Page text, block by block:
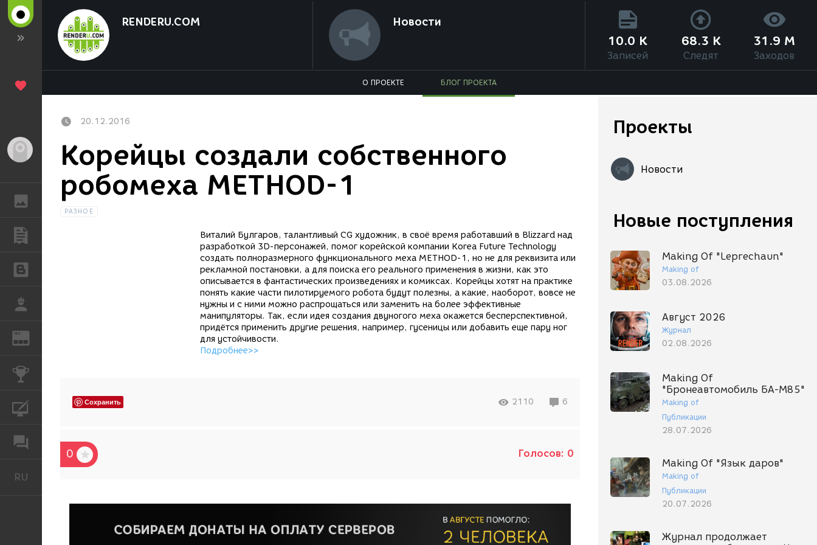
ГАЛЕРЕЯ
REN
КУРСЫ
ФОРУМ
RU
RENDERU.COM Новости
10.0 K
Записей
68.3 K
Следят
31.9 M
Заходов
О ПРОЕКТЕ БЛОГ ПРОЕКТА
Проекты
Новости
Новые поступления
Making Of "Leprechaun"
Making of
03.08.2026
Август 2026
Журнал
02.08.2026
Making Of
"Бронеавтомобиль БА-М85"
Making of
Публикации
28.07.2026
Making Of "Язык даров"
Making of
Публикации
20.07.2026
Журнал продолжает
20.12.2016
Корейцы создали собственного
робомеха METHOD-1
РАЗНОЕ
Виталий Булгаров, талантливый CG художник, в своё время работавший в Blizzard над
разработкой 3D-персонажей, помог корейской компании Korea Future Technology
создать полноразмерного функционального меха METHOD-1, но не для реквизита или
рекламной постановки, а для поиска его реального применения в жизни, как это
описывается в фантастических произведениях и комиксах. Корейцы хотят на практике
понять какие части пилотируемого робота будут полезны, а какие, наоборот, вовсе не
нужны и с ними можно распрощаться или заменить на более эффективные
манипуляторы. Так, если идея создания двуногого меха окажется бесперспективной,
придётся применить другие решения, например, гусеницы или добавить еще пару ног
для устойчивости.
Подробнее>>
Сохранить 2110 6
0 Голосов: 0